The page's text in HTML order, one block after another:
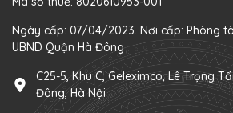
Ngày cấp: 07/04/2023. Nơi cấp: Phòng
UBND Quận Hà Đông
C25-5, Khu C, Geleximco, Lê Trọng
Đông, Hà Nội